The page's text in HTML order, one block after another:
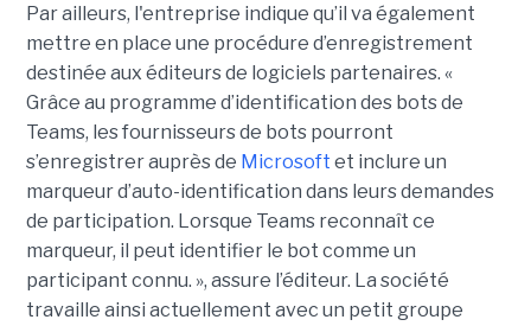
Par ailleurs, l'entreprise indique qu’il va également
mettre en place une procédure d’enregistrement
destinée aux éditeurs de logiciels partenaires. «
Grâce au programme d’identification des bots de
Teams, les fournisseurs de bots pourront
s’enregistrer auprès de Microsoft et inclure un
marqueur d’auto-identification dans leurs demandes
de participation. Lorsque Teams reconnaît ce
marqueur, il peut identifier le bot comme un
participant connu. », assure l’éditeur. La société
travaille ainsi actuellement avec un petit groupe